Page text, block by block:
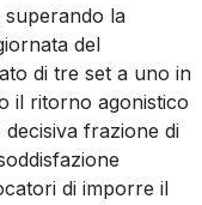
la
del
di tre set a uno in
il ritorno agonistico
frazione di
di imporre il